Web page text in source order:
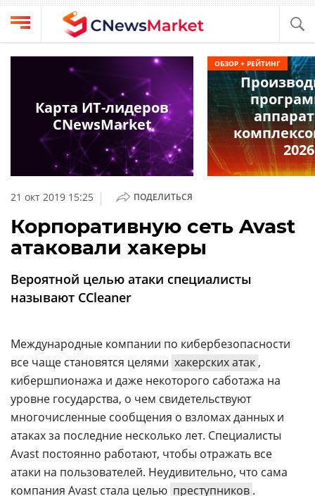
Выбрать
провайдера
Компании
обзоры
кабинет
О
CNews
Конференции
Техника
ТВ
Об
Реклама
Max
Telegram
Дзен
CNews
Конференции
Техника
21 окт 2019 15:25 | ПОДЕЛИТЬСЯ
Корпоративную сеть Avast
атаковали хакеры
Вероятной целью атаки специалисты
называют CCleaner
Международные компании по кибербезопасности
все чаще становятся целями хакерских атак ,
кибершпионажа и даже некоторого саботажа на
уровне государства, о чем свидетельствуют
многочисленные сообщения о взломах данных и
атаках за последние несколько лет. Специалисты
Avast постоянно работают, чтобы отражать все
атаки на пользователей. Неудивительно, что сама
компания Avast стала целью преступников .
Карта ИТ-лидеров
CNewsMarket
2026
ОБЗОР + РЕЙТИНГ